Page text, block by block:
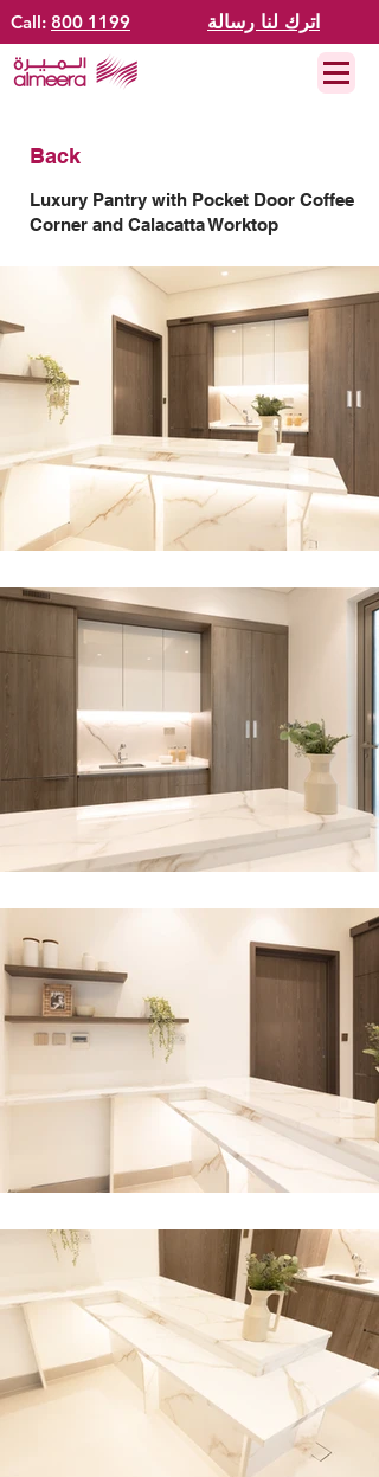
Call: 800 1199 اترك لنا رسالة
Back
Luxury Pantry with Pocket Door Coffee
Corner and Calacatta Worktop